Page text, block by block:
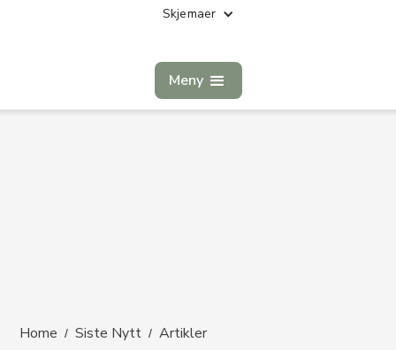
Skjemaer
Meny
Home / Siste Nytt / Artikler